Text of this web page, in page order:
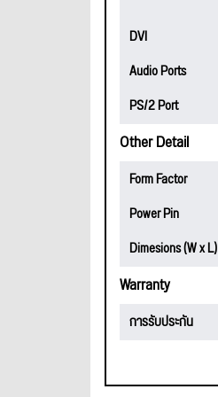
DVI
Audio Ports
PS/2 Port
Other Detail
Form Factor
Power Pin
Dimesions (W x L)
Warranty
การรับประกัน